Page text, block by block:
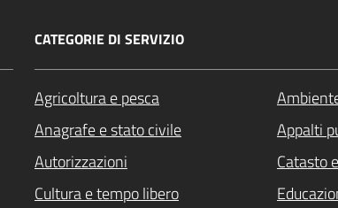
CATEGORIE DI SERVIZIO
Agricoltura e pesca
Anagrafe e stato civile
Appalti
Autorizzazioni
Catasto
Cultura e tempo libero